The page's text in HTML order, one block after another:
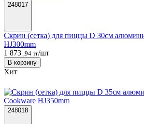
248017
Скрин (сетка) для пиццы D 30см
HJ300mm
1 873 ,94 тг/шт
В корзину
Хит
248018